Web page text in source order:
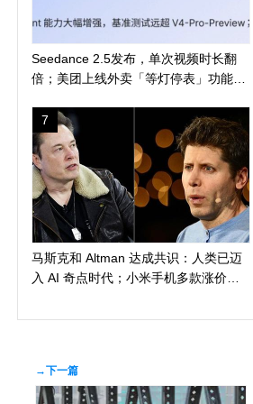
Seedance 2.5发布，单次视频时长翻
倍；美团上线外卖「等灯停表」功能；
7
马斯克和 Altman 达成共识：人类已迈
入 AI 奇点时代；小米手机多款涨价
致产品延期发布
→下一篇